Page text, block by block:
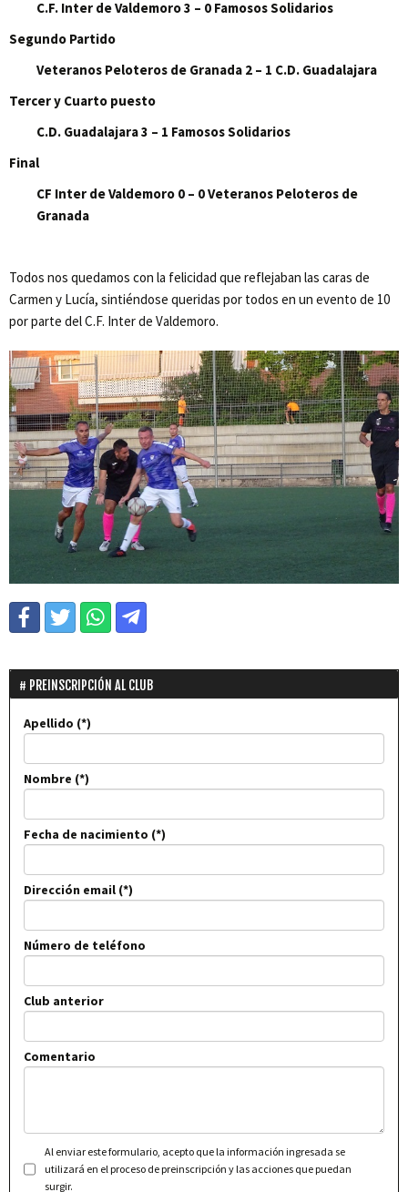
C.F. Inter de Valdemoro 3 – 0 Famosos Solidarios
Segundo Partido
Veteranos Peloteros de Granada 2 – 1 C.D. Guadalajara
Tercer y Cuarto puesto
C.D. Guadalajara 3 – 1 Famosos Solidarios
Final
CF Inter de Valdemoro 0 – 0 Veteranos Peloteros de
Granada
Todos nos quedamos con la felicidad que reflejaban las caras de
Carmen y Lucía, sintiéndose queridas por todos en un evento de 10
por parte del C.F. Inter de Valdemoro.
PREINSCRIPCIÓN AL CLUB
Apellido
Nombre
Fecha de nacimiento
Dirección email
Número de teléfono
Club anterior
Comentario
Al enviar este formulario, acepto que la información ingresada se
utilizará en el proceso de preinscripción y las acciones que puedan
surgir.